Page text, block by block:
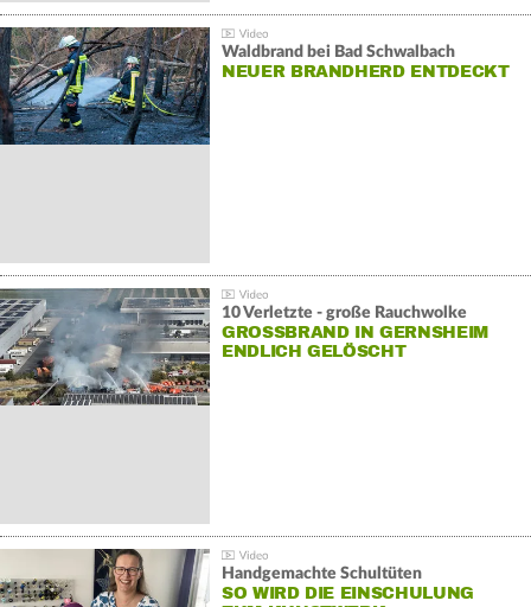
Waldbrand bei Bad Schwalbach
NEUER BRANDHERD ENTDECKT
10 Verletzte - große Rauchwolke
GROSSBRAND IN GERNSHEIM E
NDLICH GELÖSCHT
Handgemachte Schultüten
SO WIRD DIE EINSCHULUNG